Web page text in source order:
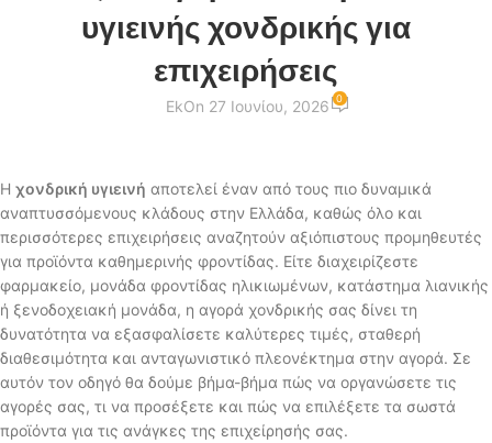
υγιεινής χονδρικής για
επιχειρήσεις
EkOn 27 Ιουνίου, 2026 0
Η χονδρική υγιεινή αποτελεί έναν από τους πιο δυναμικά
αναπτυσσόμενους κλάδους στην Ελλάδα, καθώς όλο και
περισσότερες επιχειρήσεις αναζητούν αξιόπιστους προμηθευτές
για προϊόντα καθημερινής φροντίδας. Είτε διαχειρίζεστε
φαρμακείο, μονάδα φροντίδας ηλικιωμένων, κατάστημα λιανικής
ή ξενοδοχειακή μονάδα, η αγορά χονδρικής σας δίνει τη
δυνατότητα να εξασφαλίσετε καλύτερες τιμές, σταθερή
διαθεσιμότητα και ανταγωνιστικό πλεονέκτημα στην αγορά. Σε
αυτόν τον οδηγό θα δούμε βήμα-βήμα πώς να οργανώσετε τις
αγορές σας, τι να προσέξετε και πώς να επιλέξετε τα σωστά
προϊόντα για τις ανάγκες της επιχείρησής σας.